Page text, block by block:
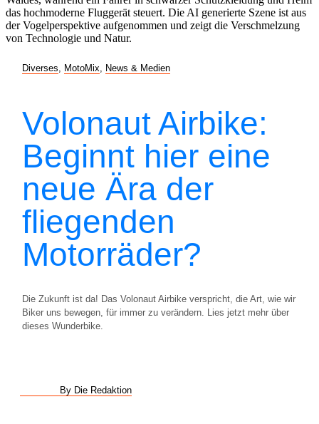
Diverses MotoMix News & Medien
Volonaut Airbike:
Beginnt hier eine
neue Ära der
fliegenden
Motorräder?
Die Zukunft ist da! Das Volonaut Airbike verspricht, die Art, wie wir
Biker uns bewegen, für immer zu verändern. Lies jetzt mehr über
dieses Wunderbike.
By Die Redaktion